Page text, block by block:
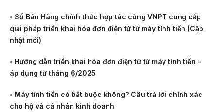
• Sổ Bán Hàng chính thức hợp tác cùng VNPT cung cấp
giải pháp triển khai hóa đơn điện tử từ máy tính tiền (Cập
nhật mới)
• Hướng dẫn triển khai hóa đơn điện tử từ máy tính tiền –
áp dụng từ tháng 6/2025
• Máy tính tiền có bắt buộc không? Câu trả lời chính xác
cho hộ và cá nhân kinh doanh